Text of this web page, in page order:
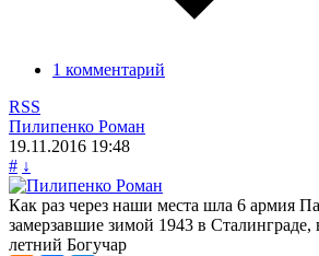
1 комментарий
RSS
Пилипенко Роман
19.11.2016 19:48
# ↓
Как раз через наши места шла 6 армия
замерзавшие зимой 1943 в
летний Богучар